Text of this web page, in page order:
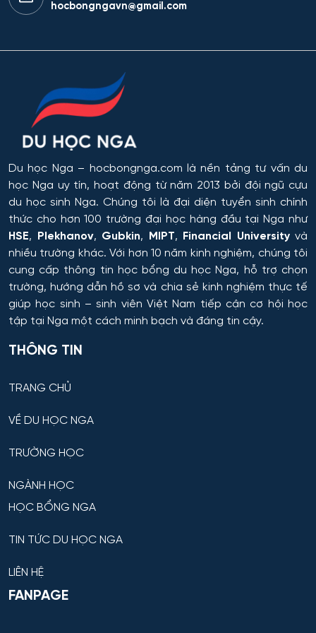
Cơ nhiệt máy bay và vũ trụ
Cơ điện tử và Robotics
Cấp nước và xử lý nước thải đô thị - công nghiệp
Diễn xuất
Du lịch nghỉ dưỡng và hoạt động giải trí
Dân tộc học
Giám định tư pháp
Giáo dục chuyên nghiệp
Giáo dục thể chất
hocbongngavn@gmail.com
Du học Nga – hocbongnga.com là nền tảng tư vấn du
học Nga uy tín, hoạt động từ năm 2013 bởi đội ngũ cựu
du học sinh Nga. Chúng tôi là đại diện tuyển sinh chính
thức cho hơn 100 trường đại học hàng đầu tại Nga như
HSE, Plekhanov, Gubkin, MIPT, Financial Universityvà
nhiều trường khác. Với hơn 10 năm kinh nghiệm, chúng tôi
cung cấp thông tin học bổng du học Nga, hỗ trợ chọn
trường, hướng dẫn hồ sơ và chia sẻ kinh nghiệm thực tế
giúp học sinh – sinh viên Việt Nam tiếp cận cơ hội học
tập tại Nga một cách minh bạch và đáng tin cậy.
THÔNG TIN
TRANG CHỦ
VỀ DU HỌC NGA
TRƯỜNG HỌC
NGÀNH HỌC
HỌC BỔNG NGA
TIN TỨC DU HỌC NGA
LIÊN HỆ
FANPAGE